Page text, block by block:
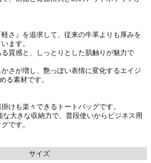
さ』を追求して、従来の牛革よりも厚みを
ます。
質感と、しっとりとした肌触りが魅力で
さが増し、艶っぽい表情に変化するエイジ
る素材です。
けも楽々できるトートバッグです。
大きな収納力で、普段使いからビジネス用
です。
サイズ